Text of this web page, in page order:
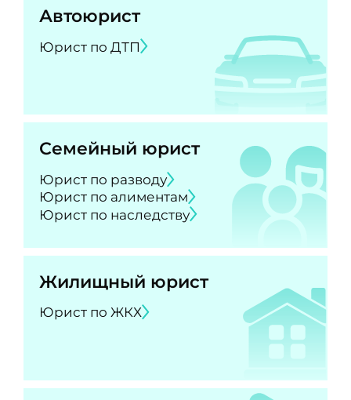
Автоюрист
Юрист по ДТП
Семейный юрист
Юрист по разводу
Юрист по алиментам
Юрист по наследству
Жилищный юрист
Юрист по ЖКХ